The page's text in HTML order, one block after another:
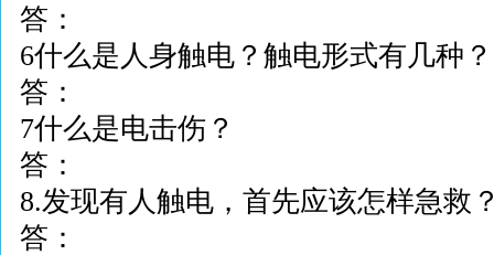
答：
6什么是人身触电？触电形式有几种？
答：
7什么是电击伤？
答：
8.发现有人触电，首先应该怎样急救
答：